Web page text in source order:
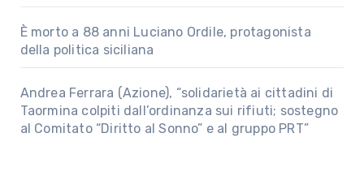
È morto a 88 anni Luciano Ordile, protagonista
della politica siciliana
Andrea Ferrara (Azione), “solidarietà ai cittadini di
Taormina colpiti dall’ordinanza sui rifiuti; sostegno
al Comitato “Diritto al Sonno” e al gruppo PRT”